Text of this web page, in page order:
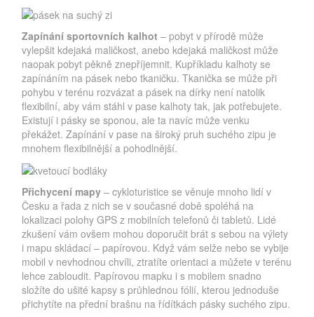
Zapínání sportovních kalhot – pobyt v přírodě může
vylepšit kdejaká maličkost, anebo kdejaká maličkost může
naopak pobyt pěkně znepříjemnit. Kupříkladu kalhoty se
zapínáním na pásek nebo tkaničku. Tkanička se může při
pohybu v terénu rozvázat a pásek na dírky není natolik
flexibilní, aby vám stáhl v pase kalhoty tak, jak potřebujete.
Existují i pásky se sponou, ale ta navíc může venku
překážet. Zapínání v pase na široký pruh suchého zipu je
mnohem flexibilnější a pohodlnější.
Přichycení mapy – cykloturistice se věnuje mnoho lidí v
Česku a řada z nich se v současné době spoléhá na
lokalizaci polohy GPS z mobilních telefonů či tabletů. Lidé
zkušení vám ovšem mohou doporučit brát s sebou na výlety
i mapu skládací – papírovou. Když vám selže nebo se vybije
mobil v nevhodnou chvíli, ztratíte orientaci a můžete v terénu
lehce zabloudit. Papírovou mapku i s mobilem snadno
složíte do ušité kapsy s průhlednou fólií, kterou jednoduše
přichytíte na přední brašnu na řídítkách pásky suchého zipu.